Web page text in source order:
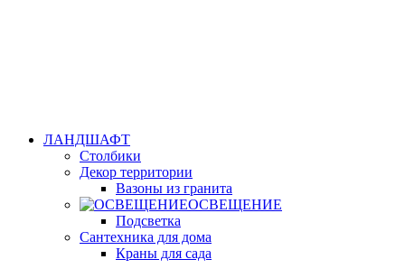
ЛАНДШАФТ
Столбики
Декор территории
Вазоны из гранита
ОСВЕЩЕНИЕ
Подсветка
Сантехника для дома
Краны для сада